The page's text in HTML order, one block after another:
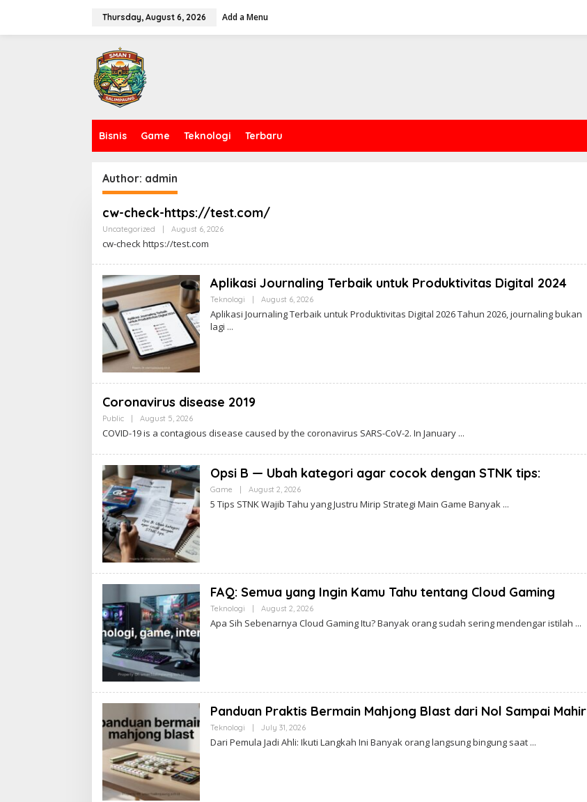
Thursday, August 6, 2026 Add a Menu
Bisnis Game Teknologi Terbaru
Author: admin
cw-check-https://test.com/
Uncategorized | August 6, 2026By
cw-check https://test.com
Aplikasi Journaling Terbaik untuk Produktivitas Digital 2024
Teknologi | August 6, 2026By
Aplikasi Journaling Terbaik untuk Produktivitas Digital 2026 Tahun 2026, journaling bukan
lagi
Coronavirus disease 2019
Public | August 5, 2026By
COVID-19 is a contagious disease caused by the coronavirus SARS-CoV-2. In January
Opsi B — Ubah kategori agar cocok dengan STNK tips:
Game | August 2, 2026By
5 Tips STNK Wajib Tahu yang Justru Mirip Strategi Main Game Banyak
FAQ: Semua yang Ingin Kamu Tahu tentang Cloud Gaming
Teknologi | August 2, 2026By
Apa Sih Sebenarnya Cloud Gaming Itu? Banyak orang sudah sering mendengar istilah
Panduan Praktis Bermain Mahjong Blast dari Nol Sampai Mahir
Teknologi | July 31, 2026By
Dari Pemula Jadi Ahli: Ikuti Langkah Ini Banyak orang langsung bingung saat